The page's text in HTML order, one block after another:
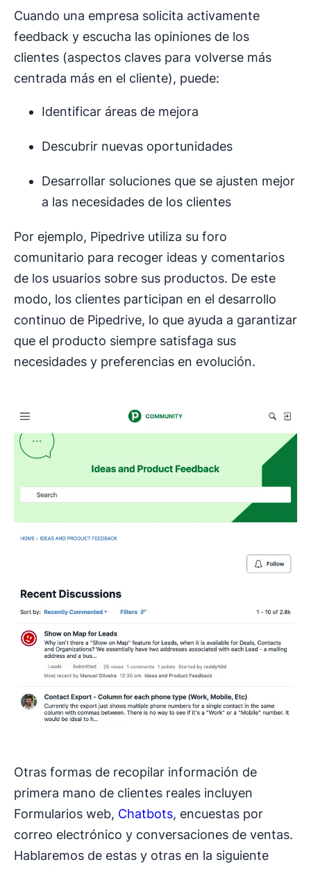
Cuando una empresa solicita activamente
feedback y escucha las opiniones de los
clientes (aspectos claves para volverse más
centrada más en el cliente), puede:
Identificar áreas de mejora
Descubrir nuevas oportunidades
Desarrollar soluciones que se ajusten mejor
a las necesidades de los clientes
Por ejemplo, Pipedrive utiliza su foro
comunitario para recoger ideas y comentarios
de los usuarios sobre sus productos. De este
modo, los clientes participan en el desarrollo
continuo de Pipedrive, lo que ayuda a garantizar
que el producto siempre satisfaga sus
necesidades y preferencias en evolución.
Otras formas de recopilar información de
primera mano de clientes reales incluyen
Formularios web, Chatbots, encuestas por
correo electrónico y conversaciones de ventas.
Hablaremos de estas y otras en la siguiente